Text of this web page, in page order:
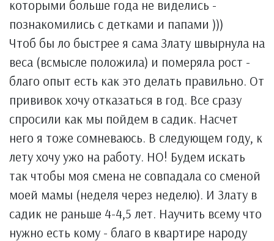
которыми больше года не виделись -
познакомились с детками и папами )))
Чтоб бы ло быстрее я сама Злату швырнула на
веса (всмысле положила) и померяла рост -
благо опыт есть как это делать правильно. От
прививок хочу отказаться в год. Все сразу
спросили как мы пойдем в садик. Насчет
него я тоже сомневаюсь. В следующем году, к
лету хочу ужо на работу. НО! Будем искать
так чтобы моя смена не совпадала со сменой
моей мамы (неделя через неделю). И Злату в
садик не раньше 4-4,5 лет. Научить всему что
нужно есть кому - благо в квартире народу